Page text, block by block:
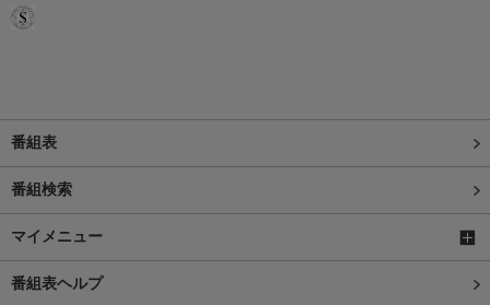
番組表
番組検索
マイメニュー
番組表ヘルプ